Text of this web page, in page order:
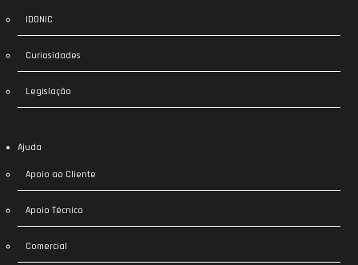
IDONIC
Curiosidades
Legislação
Ajuda
Apoio ao Cliente
Apoio Técnico
Comercial